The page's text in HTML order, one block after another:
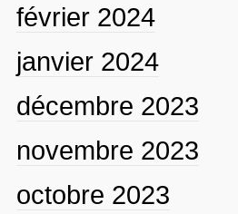
février 2024
janvier 2024
décembre 2023
novembre 2023
octobre 2023